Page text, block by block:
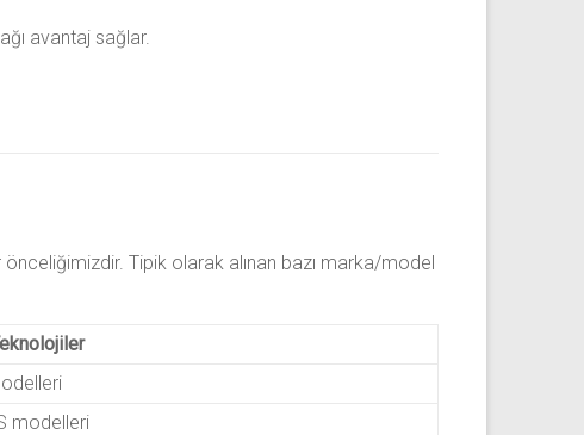
avantaj sağlar.
Tipik olarak alınan bazı marka/model
modelleri